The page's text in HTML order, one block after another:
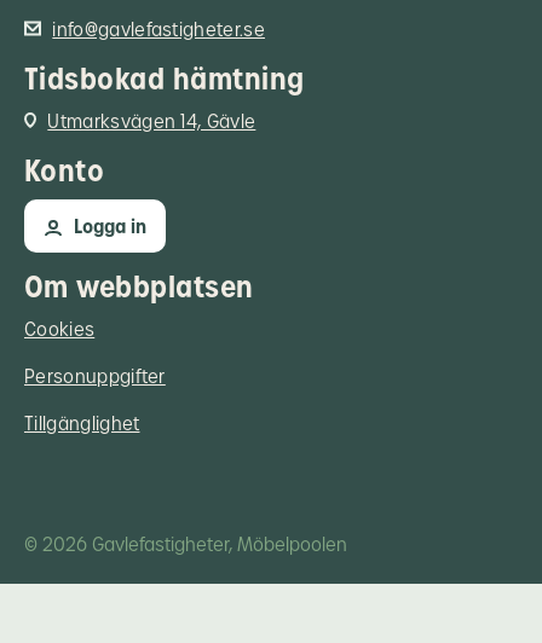
info@gavlefastigheter.se
Tidsbokad hämtning
Utmarksvägen 14, Gävle
Konto
Logga in
Om webbplatsen
Cookies
Personuppgifter
Tillgänglighet
© 2026 Gavlefastigheter, Möbelpoolen